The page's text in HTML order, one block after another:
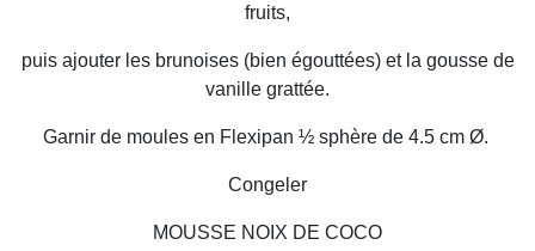
fruits,
puis ajouter les brunoises (bien égouttées) et la gousse de
vanille grattée.
Garnir de moules en Flexipan ½ sphère de 4.5 cm Ø.
Congeler
MOUSSE NOIX DE COCO